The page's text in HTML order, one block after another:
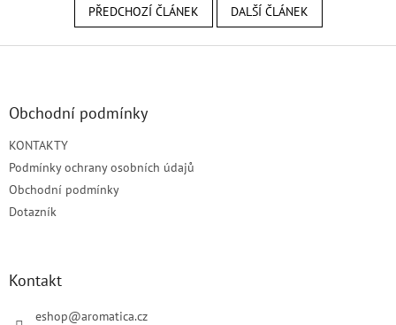
PŘEDCHOZÍ ČLÁNEK DALŠÍ ČLÁNEK
Z
Obchodní podmínky
KONTAKTY
Podmínky ochrany osobních údajů
Obchodní podmínky
Dotazník
Kontakt
eshop@aromatica.cz